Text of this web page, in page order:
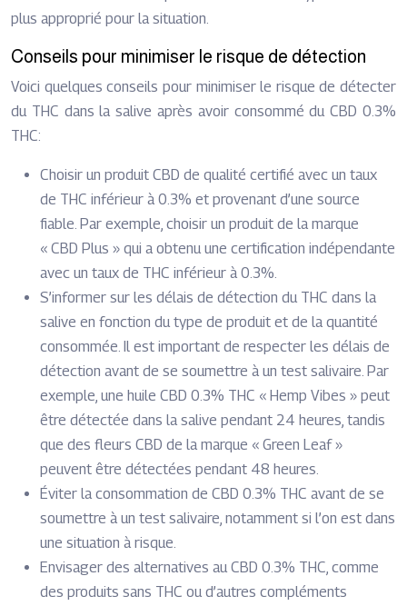
plus approprié pour la situation.
Conseils pour minimiser le risque de détection
Voici quelques conseils pour minimiser le risque de détecter
du THC dans la salive après avoir consommé du CBD 0.3%
THC:
Choisir un produit CBD de qualité certifié avec un taux
de THC inférieur à 0.3% et provenant d’une source
fiable. Par exemple, choisir un produit de la marque
« CBD Plus » qui a obtenu une certification indépendante
avec un taux de THC inférieur à 0.3%.
S’informer sur les délais de détection du THC dans la
salive en fonction du type de produit et de la quantité
consommée. Il est important de respecter les délais de
détection avant de se soumettre à un test salivaire. Par
exemple, une huile CBD 0.3% THC « Hemp Vibes » peut
être détectée dans la salive pendant 24 heures, tandis
que des fleurs CBD de la marque « Green Leaf »
peuvent être détectées pendant 48 heures.
Éviter la consommation de CBD 0.3% THC avant de se
soumettre à un test salivaire, notamment si l’on est dans
une situation à risque.
Envisager des alternatives au CBD 0.3% THC, comme
des produits sans THC ou d’autres compléments